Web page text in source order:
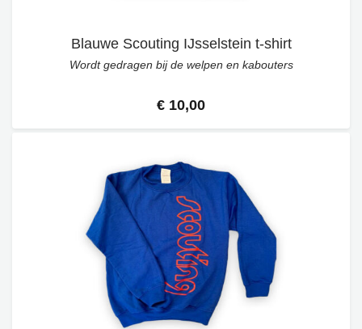
Blauwe Scouting IJsselstein t-shirt
Wordt gedragen bij de welpen en kabouters
€ 10,00